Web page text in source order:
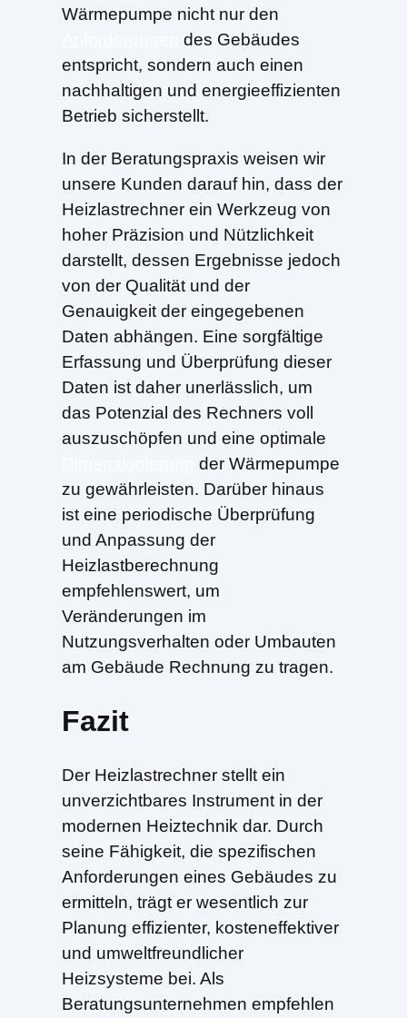
Wärmepumpe nicht nur den
des Gebäudes
entspricht, sondern auch einen
nachhaltigen und energieeffizienten
Betrieb sicherstellt.
In der Beratungspraxis weisen wir
unsere Kunden darauf hin, dass der
Heizlastrechner ein Werkzeug von
hoher Präzision und Nützlichkeit
darstellt, dessen Ergebnisse jedoch
von der Qualität und der
Genauigkeit der eingegebenen
Daten abhängen. Eine sorgfältige
Erfassung und Überprüfung dieser
Daten ist daher unerlässlich, um
das Potenzial des Rechners voll
auszuschöpfen und eine optimale
der Wärmepumpe
zu gewährleisten. Darüber hinaus
ist eine periodische Überprüfung
und Anpassung der
Heizlastberechnung
empfehlenswert, um
Veränderungen im
Nutzungsverhalten oder Umbauten
am Gebäude Rechnung zu tragen.
Fazit
Der Heizlastrechner stellt ein
unverzichtbares Instrument in der
modernen Heiztechnik dar. Durch
seine Fähigkeit, die spezifischen
Anforderungen eines Gebäudes zu
ermitteln, trägt er wesentlich zur
Planung effizienter, kosteneffektiver
und umweltfreundlicher
Heizsysteme bei. Als
Beratungsunternehmen empfehlen